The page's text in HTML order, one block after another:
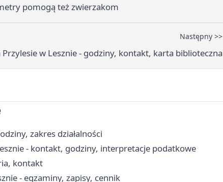
pomogą też zwierzakom
Następny >>
w Lesznie - godziny, kontakt, karta biblioteczna
zakres działalności
- kontakt, godziny, interpretacje podatkowe
kontakt
- egzaminy, zapisy, cennik